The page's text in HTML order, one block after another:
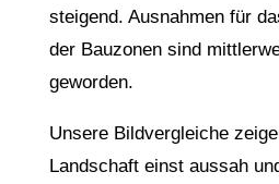
steigend. Ausnahmen für
der Bauzonen sind
geworden.
Unsere Bildvergleiche
Landschaft einst aussah